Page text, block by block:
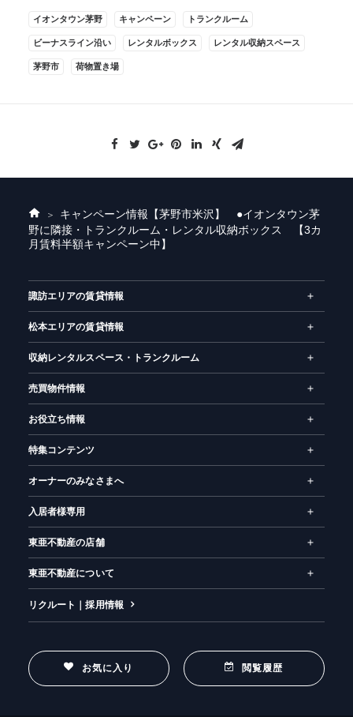
イオンタウン茅野 キャンペーン トランクルーム
ビーナスライン沿い レンタルボックス レンタル収納スペース
茅野市 荷物置き場
ホ
ー
ム
キャンペーン情報 【茅野市米沢】 ●イオンタウン茅
野に隣接・トランクルーム・レンタル収納ボックス 【3カ
月賃料半額キャンペーン中】
諏訪エリアの賃貸情報
松本エリアの賃貸情報
収納レンタルスペース・トランクルーム
売買物件情報
お役立ち情報
特集コンテンツ
オーナーのみなさまへ
入居者様専用
東亜不動産の店舗
東亜不動産について
リクルート｜採用情報
お気に入り 閲覧履歴